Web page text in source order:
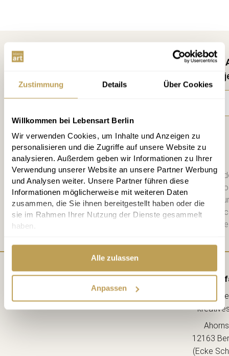
Zustimmung Details Über Cookies
Willkommen bei Lebensart Berlin
Wir verwenden Cookies, um Inhalte und Anzeigen zu
personalisieren und die Zugriffe auf unsere Website zu
analysieren. Außerdem geben wir Informationen zu Ihrer
Verwendung unserer Website an unsere Partner Werbung
und Analysen weiter. Unsere Partner führen diese
Informationen möglicherweise mit weiteren Daten
zusammen, die Sie ihnen bereitgestellt haben oder die
sie im Rahmen Ihrer Nutzung der Dienste gesammelt
haben.
Alle zulassen
Anpassen
Kostenlos anmelden und
10 € Rabatt, Infos alle 2
Anmelden
Bitte schicken Sie mir bis zum
zweiwöchigen Newsletter mit
Datenschutzerklärunghabe ich
diese. Jederzeit abbestellbar.
Mail einen 10 € Gutschein für die
12163
(Ecke